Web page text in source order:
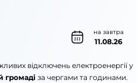
на завтра
11.08.26
відключень електроенергії у
громаді за чергами та годинами.